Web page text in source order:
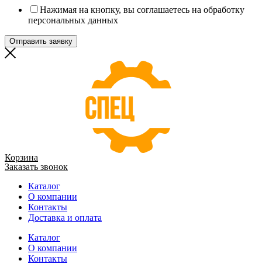
Нажимая на кнопку, вы соглашаетесь на обработку
персональных данных
Отправить заявку
Корзина
Заказать звонок
Каталог
О компании
Контакты
Доставка и оплата
Каталог
О компании
Контакты